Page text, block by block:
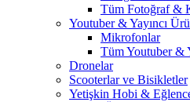
Tüm Fotoğraf &
Youtuber & Yayıncı
Mikrofonlar
Tüm Youtuber &
Dronelar
Scooterlar ve Bisikletler
Yetişkin Hobi &